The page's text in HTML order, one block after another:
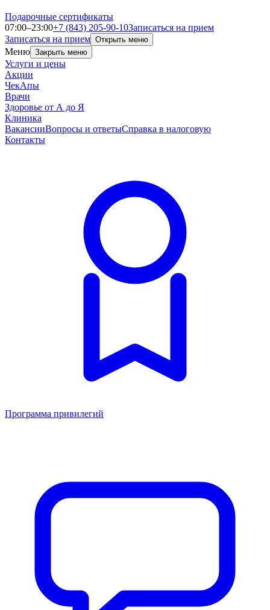
Подарочные сертификаты
07:00–23:00+7 (843) 205-90-10Записаться на прием
Записаться на прием Открыть меню
Меню Закрыть меню
Услуги и цены
Акции
ЧекАпы
Врачи
Здоровье от А до Я
Клиника
ВакансииВопросы и ответыСправка в налоговую
Контакты
Программа привилегий